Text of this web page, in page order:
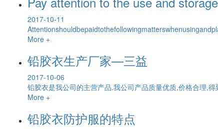
2017-10-11
More +
铅胶衣生产厂家—三益
2017-10-06
铅胶衣是我公司的主营产品.我公司产品质量优质,价格合理,
More +
铅胶衣防护服的特点